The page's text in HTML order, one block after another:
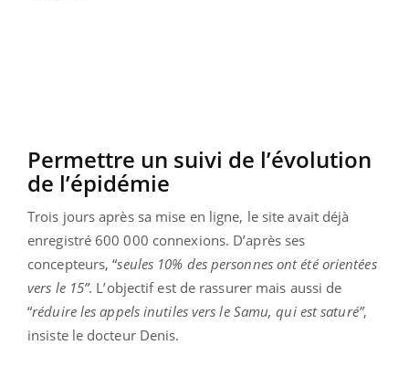
Permettre un suivi de l’évolution
de l’épidémie
Trois jours après sa mise en ligne, le site avait déjà
enregistré 600 000 connexions. D’après ses
concepteurs, “seules 10% des personnes ont été orientées
vers le 15”. L’objectif est de rassurer mais aussi de
“réduire les appels inutiles vers le Samu, qui est saturé”,
insiste le docteur Denis.